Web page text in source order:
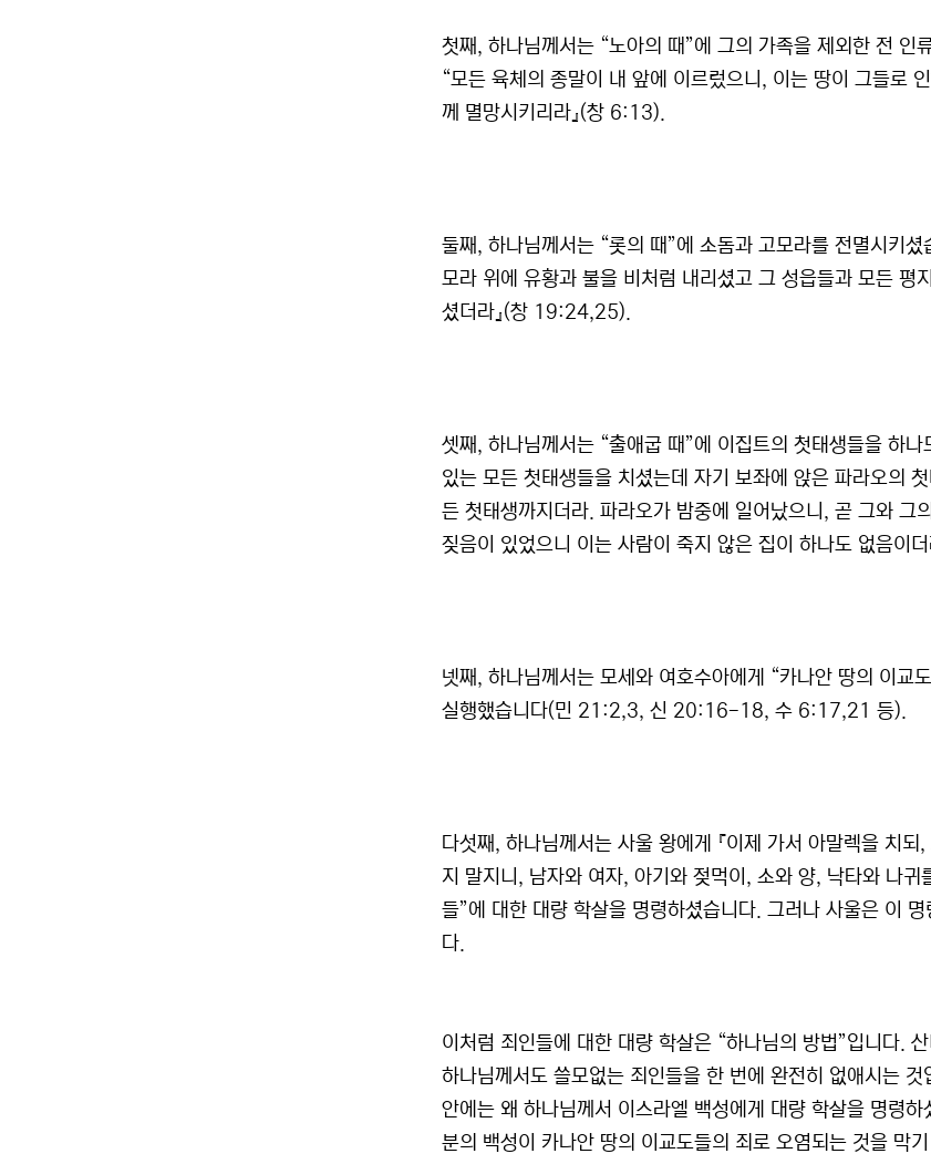
첫째, 하나님께서는 “노아의 때”에 그의 가족을 제외한 전 인
“모든 육체의 종말이 내 앞에 이르렀으니, 이는 땅이 그들로
께 멸망시키리라』(창 6:13).
둘째, 하나님께서는 “롯의 때”에 소돔과 고모라를 전멸시키
모라 위에 유황과 불을 비처럼 내리셨고 그 성읍들과 모든 평
셨더라』(창 19:24,25).
셋째, 하나님께서는 “출애굽 때”에 이집트의 첫태생들을 하
있는 모든 첫태생들을 치셨는데 자기 보좌에 앉은 파라오의
든 첫태생까지더라. 파라오가 밤중에 일어났으니, 곧 그와
짖음이 있었으니 이는 사람이 죽지 않은 집이 하나도 없음이
넷째, 하나님께서는 모세와 여호수아에게 “카나안 땅의 이교
실행했습니다(민 21:2,3, 신 20:16-18, 수 6:17,21 등).
다섯째, 하나님께서는 사울 왕에게 『이제 가서 아말렉을 치
지 말지니, 남자와 여자, 아기와 젖먹이, 소와 양, 낙타와 나
들”에 대한 대량 학살을 명령하셨습니다. 그러나 사울은 이
다.
이처럼 죄인들에 대한 대량 학살은 “하나님의 방법”입니다.
하나님께서도 쓸모없는 죄인들을 한 번에 완전히 없애시는
안에는 왜 하나님께서 이스라엘 백성에게 대량 학살을 명령
분의 백성이 카나안 땅의 이교도들의 죄로 오염되는 것을 막